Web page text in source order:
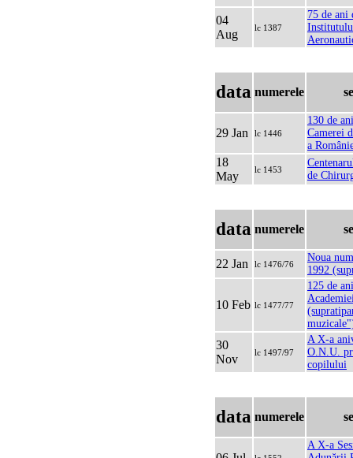
04
Aug
lc 1387
75 de ani
data numerele
29 Jan lc 1446
130 de
Camerei
a
18
May
lc 1453
de
data numerele
22 Jan lc 1476/76
Noua
1992
10 Feb lc 1477/77
125 de
30
Nov
lc 1497/97
A X-a
O.N.U.
copilului
data numerele
A X-a